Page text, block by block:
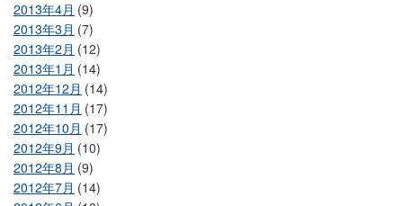
2013年4月 (9)
2013年3月 (7)
2013年2月 (12)
2013年1月 (14)
2012年12月 (14)
2012年11月 (17)
2012年10月 (17)
2012年9月 (10)
2012年8月 (9)
2012年7月 (14)